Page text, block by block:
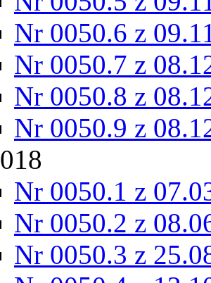
Nr 0050.6 z
Nr 0050.7 z
Nr 0050.8 z
Nr 0050.9 z
Nr 0050.1 z
Nr 0050.2 z
Nr 0050.3 z